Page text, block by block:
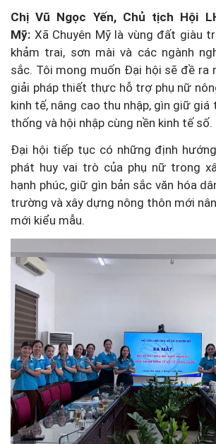
Chị Vũ Ngọc Yến, Chủ tịch Hội
Mỹ: Xã Chuyên Mỹ là vùng đất giàu
khảm trai, sơn mài và các ngành
sắc. Tôi mong muốn Đại hội sẽ đề ra
giải pháp thiết thực hỗ trợ phụ nữ
kinh tế, nâng cao thu nhập, gìn giữ giá
thống và hội nhập cùng nền kinh tế số.
Đại hội tiếp tục có những định
phát huy vai trò của phụ nữ trong
hạnh phúc, giữ gìn bản sắc văn hóa
trường và xây dựng nông thôn mới
mới kiểu mẫu.